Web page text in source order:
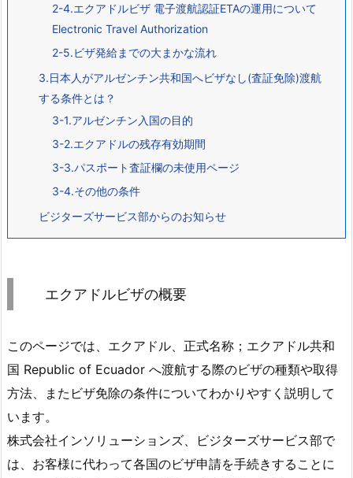
2-4.エクアドルビザ 電子渡航認証ETAの運用について
Electronic Travel Authorization
2-5.ビザ発給までの大まかな流れ
3.日本人がアルゼンチン共和国へビザなし(査証免除)渡航
する条件とは？
3-1.アルゼンチン入国の目的
3-2.エクアドルの残存有効期間
3-3.パスポート査証欄の未使用ページ
3-4.その他の条件
ビジターズサービス部からのお知らせ
エクアドルビザの概要
このページでは、エクアドル、正式名称；エクアドル共和
国 Republic of Ecuador へ渡航する際のビザの種類や取得
方法、またビザ免除の条件についてわかりやすく説明して
います。
株式会社インソリューションズ、ビジターズサービス部で
は、お客様に代わって各国のビザ申請を手続きすることに